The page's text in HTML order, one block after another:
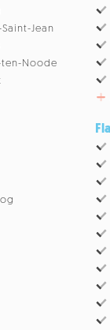
Jean
ten-Noode